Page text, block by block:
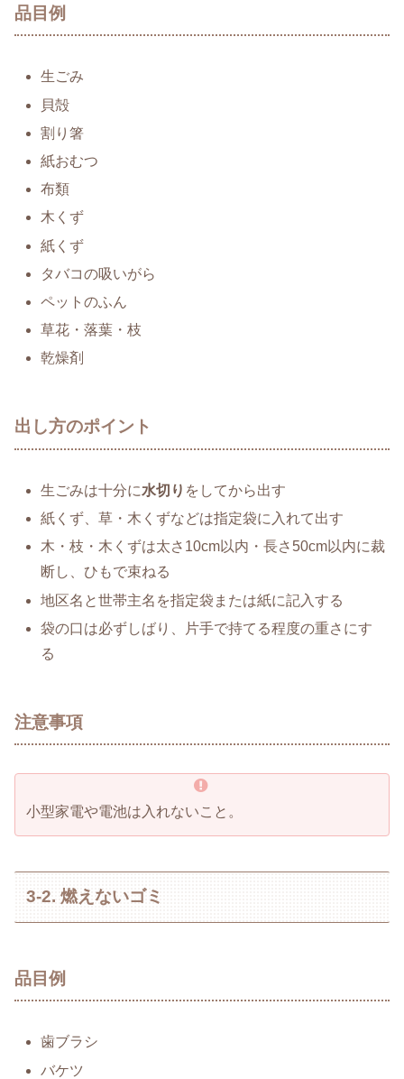
品目例
生ごみ
貝殻
割り箸
紙おむつ
布類
木くず
紙くず
タバコの吸いがら
ペットのふん
草花・落葉・枝
乾燥剤
出し方のポイント
生ごみは十分に水切り をしてから出す
紙くず、草・木くずなどは指定袋に入れて出す
木・枝・木くずは太さ10cm以内・長さ50cm以内に裁
断し、ひもで束ねる
地区名と世帯主名を指定袋または紙に記入する
袋の口は必ずしばり、片手で持てる程度の重さにす
る
注意事項
小型家電や電池は入れないこと。
3-2. 燃えないゴミ
品目例
歯ブラシ
バケツ